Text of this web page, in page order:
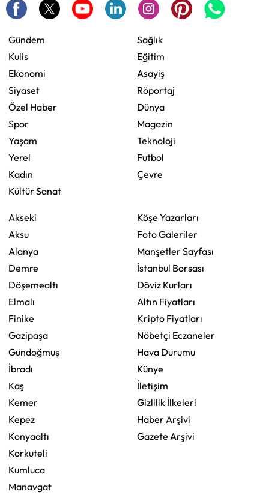
Gündem
Kulis
Ekonomi
Siyaset
Özel Haber
Spor
Yaşam
Yerel
Kadın
Kültür Sanat
Sağlık
Eğitim
Asayiş
Röportaj
Dünya
Magazin
Teknoloji
Futbol
Çevre
Akseki
Aksu
Alanya
Demre
Döşemealtı
Elmalı
Finike
Gazipaşa
Gündoğmuş
İbradı
Kaş
Kemer
Kepez
Konyaaltı
Korkuteli
Kumluca
Manavgat
Köşe Yazarları
Foto Galeriler
Manşetler Sayfası
İstanbul Borsası
Döviz Kurları
Altın Fiyatları
Kripto Fiyatları
Nöbetçi Eczaneler
Hava Durumu
Künye
İletişim
Gizlilik İlkeleri
Haber Arşivi
Gazete Arşivi